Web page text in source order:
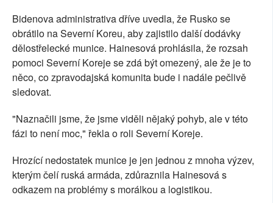
Bidenova administrativa dříve uvedla, že Rusko se
obrátilo na Severní Koreu, aby zajistilo další dodávky
dělostřelecké munice. Hainesová prohlásila, že rozsah
pomoci Severní Koreje se zdá být omezený, ale že je to
něco, co zpravodajská komunita bude i nadále pečlivě
sledovat.
"Naznačili jsme, že jsme viděli nějaký pohyb, ale v této
fázi to není moc," řekla o roli Severní Koreje.
Hrozící nedostatek munice je jen jednou z mnoha výzev,
kterým čelí ruská armáda, zdůraznila Hainesová s
odkazem na problémy s morálkou a logistikou.